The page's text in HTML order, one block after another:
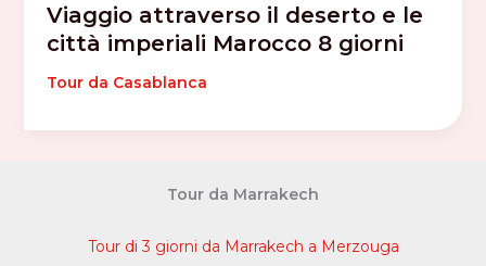
Viaggio attraverso il deserto e le
città imperiali Marocco 8 giorni
Tour da Casablanca
Tour da Marrakech
Tour di 3 giorni da Marrakech a Merzouga